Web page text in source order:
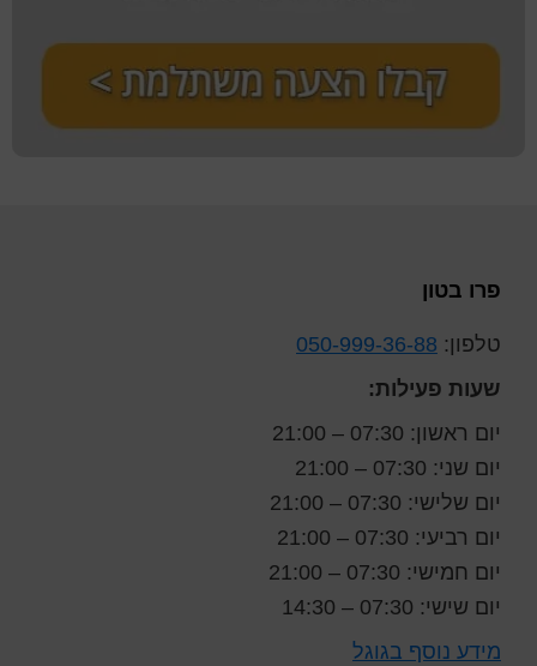
Footer
פרו בטון
טלפון: 050-999-36-88
שעות פעילות:
יום ראשון: 07:30 – 21:00
יום שני: 07:30 – 21:00
יום שלישי: 07:30 – 21:00
יום רביעי: 07:30 – 21:00
יום חמישי: 07:30 – 21:00
יום שישי: 07:30 – 14:30
מידע נוסף בגוגל